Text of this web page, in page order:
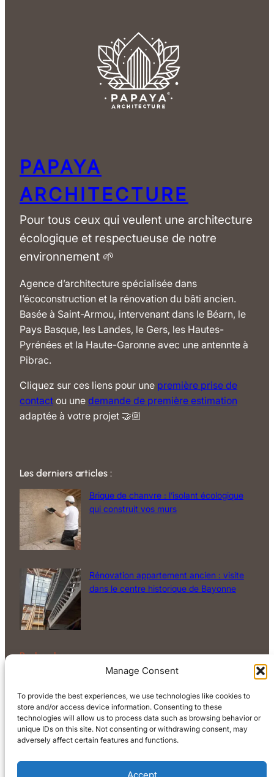
Manage Consent
To provide the best experiences, we use technologies like cookies to
store and/or access device information. Consenting to these
technologies will allow us to process data such as browsing behavior or
unique IDs on this site. Not consenting or withdrawing consent, may
adversely affect certain features and functions.
Accept
PAPAYA
ARCHITECTURE
Pour tous ceux qui veulent une architecture
écologique et respectueuse de notre
environnement 🌱
Agence d’architecture spécialisée dans
l’écoconstruction et la rénovation du bâti ancien.
Basée à Saint-Armou, intervenant dans le Béarn, le
Pays Basque, les Landes, le Gers, les Hautes-
Pyrénées et la Haute-Garonne avec une antennte à
Pibrac.
Cliquez sur ces liens pour une première prise de
contact ou une demande de première estimation
adaptée à votre projet 🤝🏼
Les derniers articles :
Brique de chanvre : l’isolant écologique
qui construit vos murs
Rénovation appartement ancien : visite
dans le centre historique de Bayonne
Rechercher